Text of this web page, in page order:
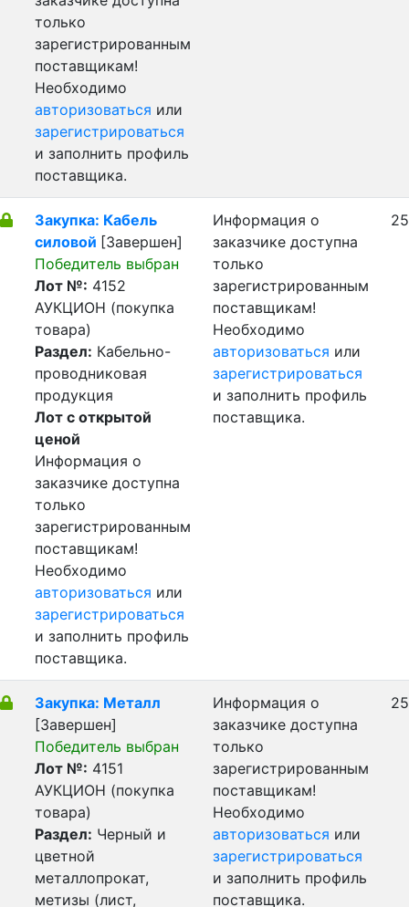
только
зарегистрированным
поставщикам!
Необходимо
авторизоваться или
зарегистрироваться
и заполнить профиль
поставщика.
Закупка: Кабель
силовой [Завершен]
Победитель выбран
Лот №: 4152
АУКЦИОН (покупка
товара)
Раздел: Кабельно-
проводниковая
продукция
Лот с открытой
ценой
Информация о
заказчике доступна
только
зарегистрированным
поставщикам!
Необходимо
авторизоваться или
зарегистрироваться
и заполнить профиль
поставщика.
Информация о
заказчике доступна
только
зарегистрированным
поставщикам!
Необходимо
авторизоваться или
зарегистрироваться
и заполнить профиль
поставщика.
Закупка: Металл
[Завершен]
Победитель выбран
Лот №: 4151
АУКЦИОН (покупка
товара)
Раздел: Черный и
цветной
металлопрокат,
метизы (лист,
Информация о
заказчике доступна
только
зарегистрированным
поставщикам!
Необходимо
авторизоваться или
зарегистрироваться
и заполнить профиль
поставщика.